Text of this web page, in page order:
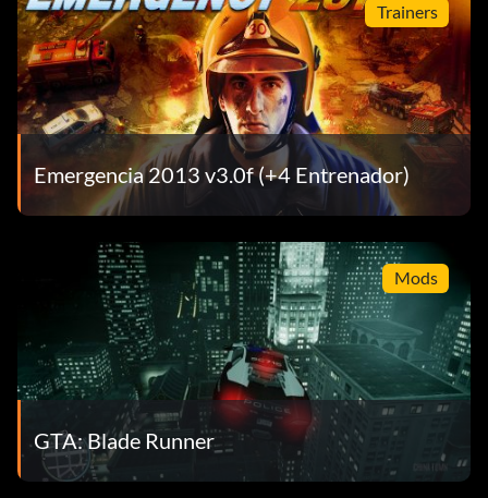
Trainers
Emergencia 2013 v3.0f (+4 Entrenador)
Mods
GTA: Blade Runner